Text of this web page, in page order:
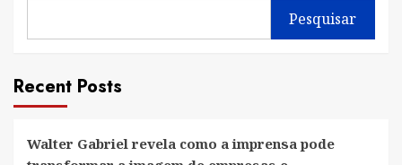
Pesquisar
Recent Posts
Walter Gabriel revela como a imprensa pode